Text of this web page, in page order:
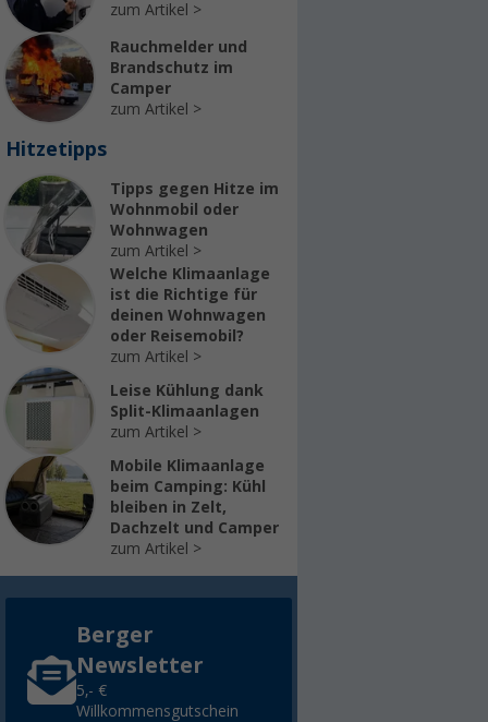
zum Artikel
Rauchmelder und
Brandschutz im
Camper
zum Artikel
Hitzetipps
Tipps gegen Hitze im
Wohnmobil oder
Wohnwagen
zum Artikel
Welche Klimaanlage
ist die Richtige für
deinen Wohnwagen
oder Reisemobil?
zum Artikel
Leise Kühlung dank
Split-Klimaanlagen
zum Artikel
Mobile Klimaanlage
beim Camping: Kühl
bleiben in Zelt,
Dachzelt und Camper
zum Artikel
Berger
Newsletter
5,- €
Willkommensgutschein